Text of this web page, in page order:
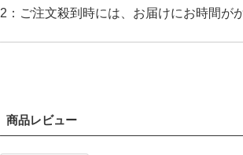
2：ご注文殺到時には、お届けにお時間が
商品レビュー